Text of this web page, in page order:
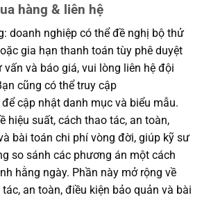
hàng & liên hệ
doanh nghiệp có thể đề nghị bộ thử
gia hạn thanh toán tùy phê duyệt
và báo giá, vui lòng liên hệ đội
cũng có thể truy cập
để cập nhật danh mục và biểu mẫu.
hiệu suất, cách thao tác, an toàn,
bài toán chi phí vòng đời, giúp kỹ sư
so sánh các phương án một cách
hằng ngày. Phần này mở rộng về
an toàn, điều kiện bảo quản và bài